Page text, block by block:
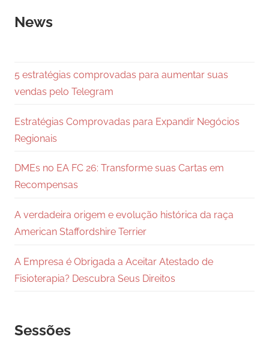
News
5 estratégias comprovadas para aumentar suas
vendas pelo Telegram
Estratégias Comprovadas para Expandir Negócios
Regionais
DMEs no EA FC 26: Transforme suas Cartas em
Recompensas
A verdadeira origem e evolução histórica da raça
American Staffordshire Terrier
A Empresa é Obrigada a Aceitar Atestado de
Fisioterapia? Descubra Seus Direitos
Sessões